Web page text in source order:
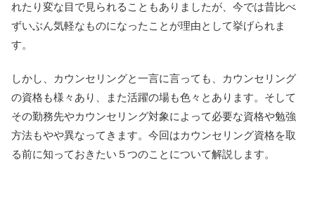
れたり変な目で見られることもありましたが、今では昔比べ
ずいぶん気軽なものになったことが理由として挙げられま
す。
しかし、カウンセリングと一言に言っても、カウンセリング
の資格も様々あり、また活躍の場も色々とあります。そして
その勤務先やカウンセリング対象によって必要な資格や勉強
方法もやや異なってきます。今回はカウンセリング資格を取
る前に知っておきたい５つのことについて解説します。